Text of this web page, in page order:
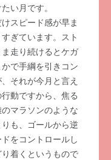
い月です。
スピード感が早ま
ぎています。スト
走り続けるとケガ
で手綱を引きコン
それが今月と言え
動ですから、焦る
マラソンのような
も、ゴールから逆
をコントロールし
着くというもので